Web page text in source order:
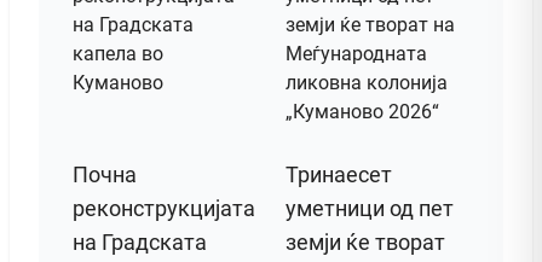
Почна
реконструкцијата
на Градската
Тринаесет
уметници од пет
земји ќе творат